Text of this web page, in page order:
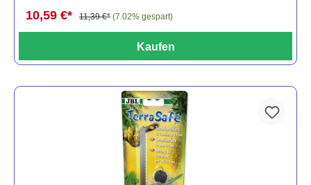
10,59 €* 11,39 €* (7.02% gespart)
Kaufen